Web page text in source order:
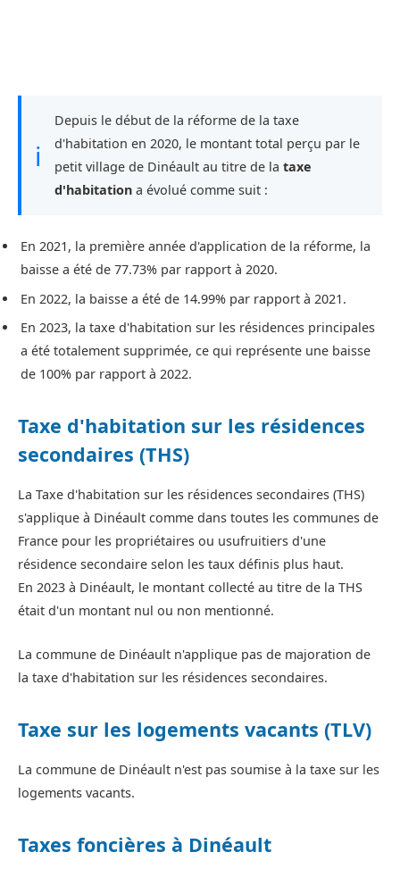
ℹ
Depuis le début de la réforme de la taxe
d'habitation en 2020, le montant total perçu par le
petit village de Dinéault au titre de la taxe
d'habitation a évolué comme suit :
En 2021, la première année d'application de la réforme, la
baisse a été de 77.73% par rapport à 2020.
En 2022, la baisse a été de 14.99% par rapport à 2021.
En 2023, la taxe d'habitation sur les résidences principales
a été totalement supprimée, ce qui représente une baisse
de 100% par rapport à 2022.
Taxe d'habitation sur les résidences
secondaires (THS)
La Taxe d'habitation sur les résidences secondaires (THS)
s'applique à Dinéault comme dans toutes les communes de
France pour les propriétaires ou usufruitiers d'une
résidence secondaire selon les taux définis plus haut.
En 2023 à Dinéault, le montant collecté au titre de la THS
était d'un montant nul ou non mentionné.
La commune de Dinéault n'applique pas de majoration de
la taxe d'habitation sur les résidences secondaires.
Taxe sur les logements vacants (TLV)
La commune de Dinéault n'est pas soumise à la taxe sur les
logements vacants.
Taxes foncières à Dinéault